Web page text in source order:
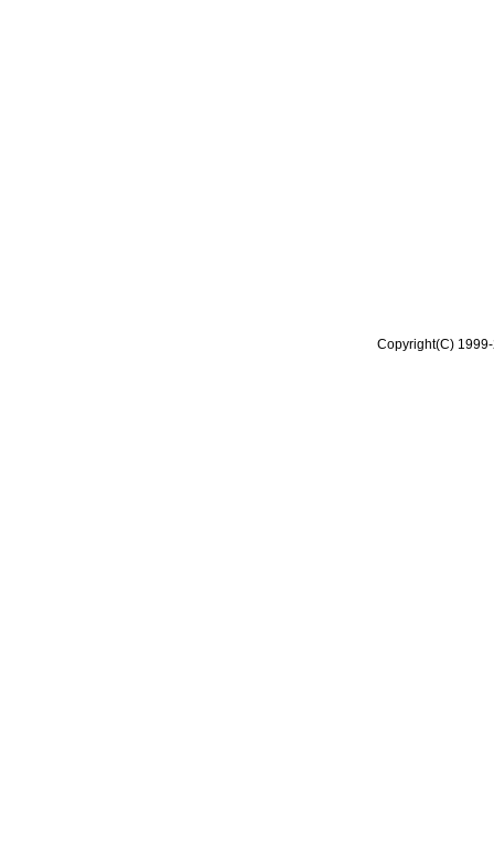
Copyright(C)